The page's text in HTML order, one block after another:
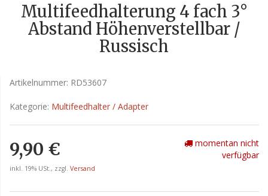
Multifeedhalterung 4 fach 3°
Abstand Höhenverstellbar /
Russisch
Artikelnummer: RD53607
Kategorie: Multifeedhalter / Adapter
9,90 €
inkl. 19% USt., zzgl. Versand
momentan nicht
verfügbar